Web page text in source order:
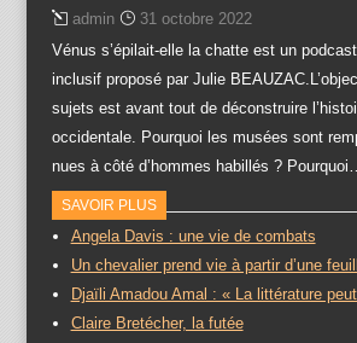
admin
31 octobre 2022
Vénus s’épilait-elle la chatte est un
inclusif proposé par Julie
sujets est avant tout de déconstruire
occidentale. Pourquoi les musées sont
nues à côté d’hommes habillés ?
SAVOIR PLUS
Angela Davis : une vie de combats
Un chevalier prend vie à partir d’une
Djaïli Amadou Amal : « La littérature
Claire Bretécher, la futée